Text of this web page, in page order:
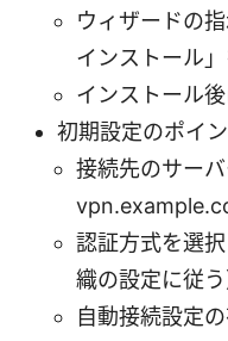
ウィザードの
インストール
インストール
初期設定のポイ
接続先のサー
認証方式を選
織の設定に従う
自動接続設定